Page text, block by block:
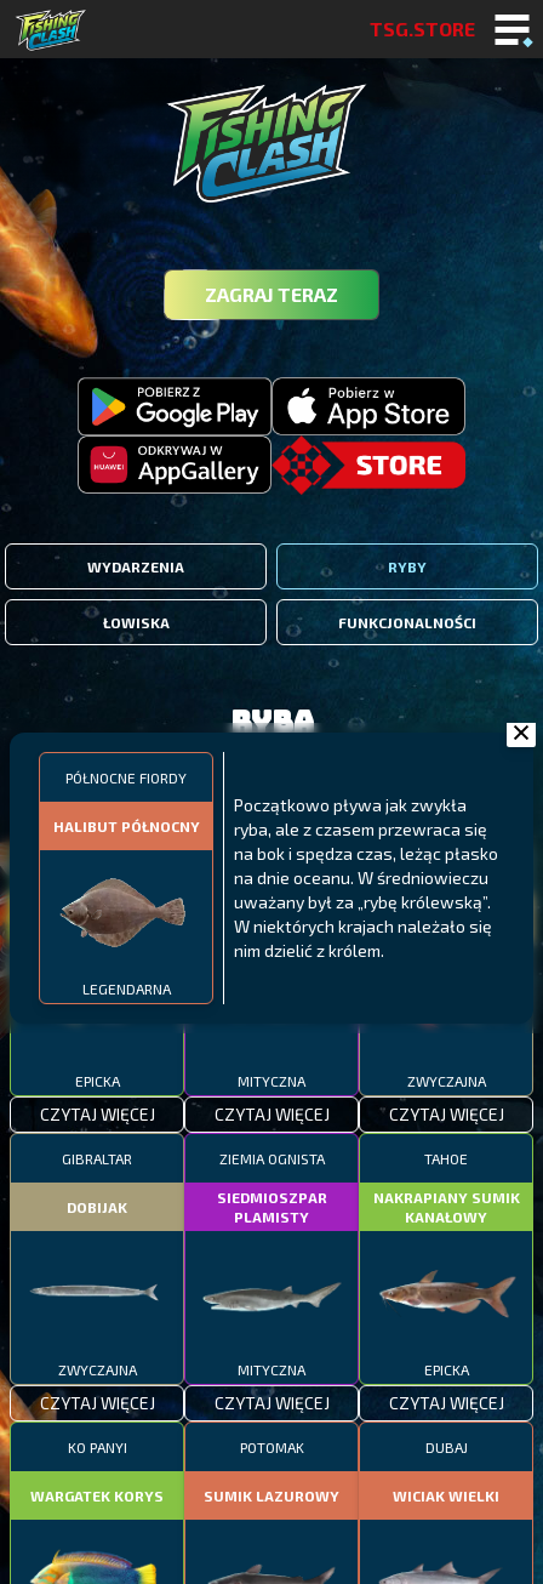
TSG.STORE
ZAGRAJ TERAZ
WYDARZENIA RYBY
ŁOWISKA FUNKCJONALNOŚCI
PÓŁNOCNE FIORDY
HALIBUT PÓŁNOCNY
LEGENDARNA
Początkowo pływa jak zwykła
ryba, ale z czasem przewraca się
na bok i spędza czas, leżąc płasko
na dnie oceanu. W średniowieczu
uważany był za „rybę królewską”.
W niektórych krajach należało się
nim dzielić z królem.
Ryba
PYSZCZAK ZACHODNI
EPICKA
CZYTAJ WIĘCEJ
PÓŁNOCNE FIORDY
LING
MITYCZNA
CZYTAJ WIĘCEJ
WYSPY GALAPAGOS
BODIAN
MEKSYKAŃSKI
ZWYCZAJNA
CZYTAJ WIĘCEJ
GIBRALTAR
DOBIJAK
ZWYCZAJNA
CZYTAJ WIĘCEJ
ZIEMIA OGNISTA
SIEDMIOSZPAR
PLAMISTY
MITYCZNA
CZYTAJ WIĘCEJ
TAHOE
NAKRAPIANY SUMIK
KANAŁOWY
EPICKA
CZYTAJ WIĘCEJ
KO PANYI
WARGATEK KORYS
POTOMAK
SUMIK LAZUROWY
DUBAJ
WICIAK WIELKI